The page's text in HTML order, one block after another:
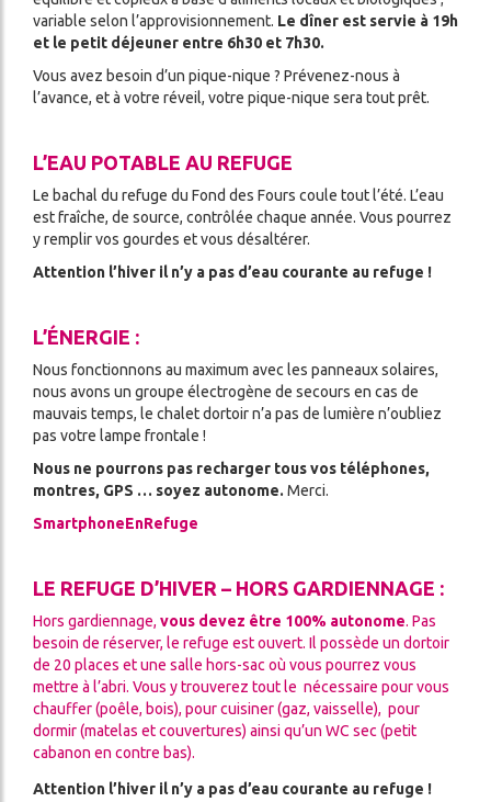
variable selon l’approvisionnement. Le dîner est servie à 19h
et le petit déjeuner entre 6h30 et 7h30.
Vous avez besoin d’un pique-nique ? Prévenez-nous à
l’avance, et à votre réveil, votre pique-nique sera tout prêt.
L’EAU POTABLE AU REFUGE
Le bachal du refuge du Fond des Fours coule tout l’été. L’eau
est fraîche, de source, contrôlée chaque année. Vous pourrez
y remplir vos gourdes et vous désaltérer.
Attention l’hiver il n’y a pas d’eau courante au refuge !
L’ÉNERGIE :
Nous fonctionnons au maximum avec les panneaux solaires,
nous avons un groupe électrogène de secours en cas de
mauvais temps, le chalet dortoir n’a pas de lumière n’oubliez
pas votre lampe frontale !
Nous ne pourrons pas recharger tous vos téléphones,
montres, GPS … soyez autonome. Merci.
SmartphoneEnRefuge
LE REFUGE D’HIVER – HORS GARDIENNAGE :
Hors gardiennage, vous devez être 100% autonome. Pas
besoin de réserver, le refuge est ouvert. Il possède un dortoir
de 20 places et une salle hors-sac où vous pourrez vous
mettre à l’abri. Vous y trouverez tout le nécessaire pour vous
chauffer (poêle, bois), pour cuisiner (gaz, vaisselle), pour
dormir (matelas et couvertures) ainsi qu’un WC sec (petit
cabanon en contre bas).
Attention l’hiver il n’y a pas d’eau courante au refuge !